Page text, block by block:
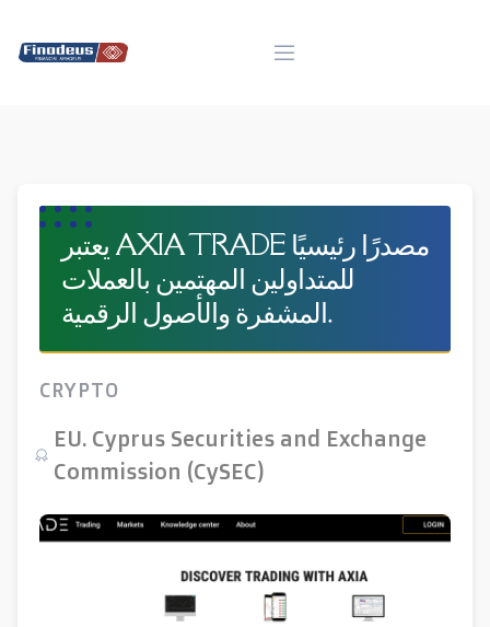
content
يعتبر AXIA TRADE مصدرًا رئيسيًا
للمتداولين المهتمين بالعملات
المشفرة والأصول الرقمية.
CRYPTO
EU. Cyprus Securities and Exchange
Commission (CySEC)